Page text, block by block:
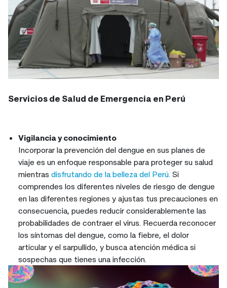
Servicios de Salud de Emergencia en Perú
Vigilancia y conocimiento
Incorporar la prevención del dengue en sus planes de
viaje es un enfoque responsable para proteger su salud
mientras disfrutando de la belleza del Perú. Si
comprendes los diferentes niveles de riesgo de dengue
en las diferentes regiones y ajustas tus precauciones en
consecuencia, puedes reducir considerablemente las
probabilidades de contraer el virus. Recuerda reconocer
los síntomas del dengue, como la fiebre, el dolor
articular y el sarpullido, y busca atención médica si
sospechas que tienes una infección.